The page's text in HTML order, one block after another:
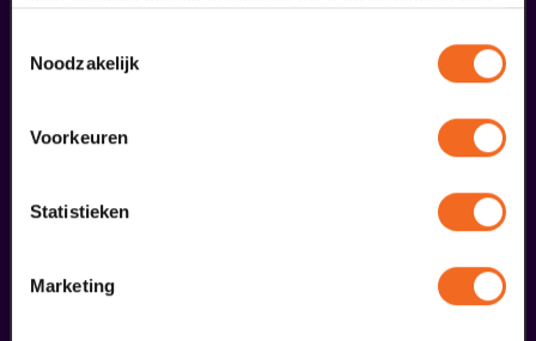
Noodzakelijk
Voorkeuren
Statistieken
Marketing